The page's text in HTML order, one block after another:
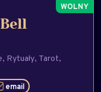
Rytuały Tarot
email